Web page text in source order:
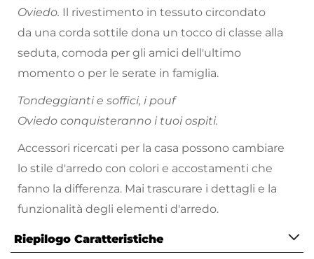
Oviedo. Il rivestimento in tessuto circondato
da una corda sottile dona un tocco di classe alla
seduta, comoda per gli amici dell'ultimo
momento o per le serate in famiglia.
Tondeggianti e soffici, i pouf
Oviedo conquisteranno i tuoi ospiti.
Accessori ricercati per la casa possono cambiare
lo stile d'arredo con colori e accostamenti che
fanno la differenza. Mai trascurare i dettagli e la
funzionalità degli elementi d'arredo.
Riepilogo Caratteristiche